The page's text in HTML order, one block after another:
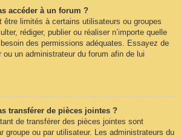
accéder à un forum ?
être limités à certains utilisateurs ou groupes
rédiger, publier ou réaliser n’importe quelle
des permissions adéquates. Essayez de
ou un administrateur du forum afin de lui
transférer de pièces jointes ?
de transférer des pièces jointes sont
groupe ou par utilisateur. Les administrateurs du